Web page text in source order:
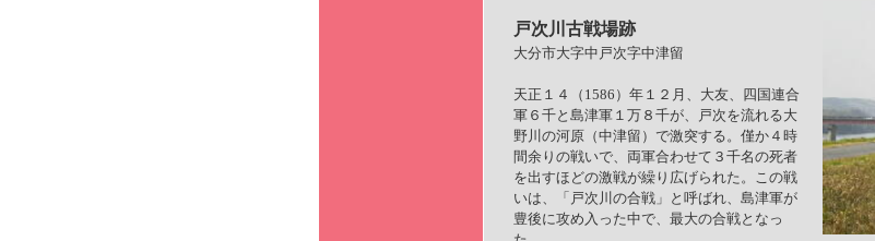
戸次川古戦場跡
大分市大字中戸次字中津留
天正１４（1586）年１２月、大友、四国連合
軍６千と島津軍１万８千が、戸次を流れる大
野川の河原（中津留）で激突する。僅か４時
間余りの戦いで、両軍合わせて３千名の死者
を出すほどの激戦が繰り広げられた。この戦
いは、「戸次川の合戦」と呼ばれ、島津軍が
豊後に攻め入った中で、最大の合戦となっ